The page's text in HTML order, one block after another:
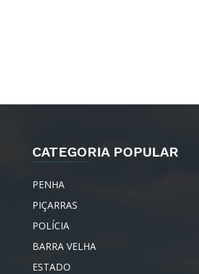
CATEGORIA POPULAR
PENHA
PIÇARRAS
POLÍCIA
BARRA VELHA
ESTADO